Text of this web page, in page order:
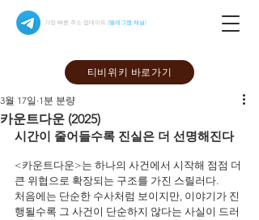
가장 빠른 주소 업데이트 (텔레그램 채널)
티비위키 바로가기
카운트다운 (2025)
3월 17일 1분 분량
시간이 줄어들수록 진실은 더 선명해진다
<카운트다운>는 하나의 사건에서 시작해 점점 더
큰 위협으로 확장되는 구조를 가진 스릴러다.
처음에는 단순한 수사처럼 보이지만, 이야기가 진
행될수록 그 사건이 단순하지 않다는 사실이 드러